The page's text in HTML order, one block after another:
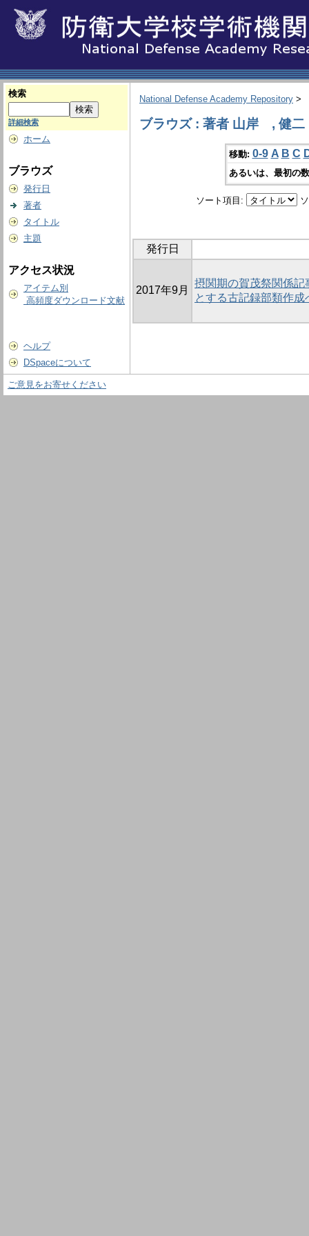
検索
詳細検索
ホーム
ブラウズ
発行日
著者
タイトル
主題
アクセス状況
アイテム別
高頻度ダウンロード文献
ヘルプ
DSpaceについて
National Defense Academy Repository >
ブラウズ : 著者 山岸 , 健二
移動: 0-9 A B C
あるいは、最初の
ソート項目:
発行日
2017年9月
摂関期の賀茂祭関係
とする古記録部類作
ご意見をお寄せください